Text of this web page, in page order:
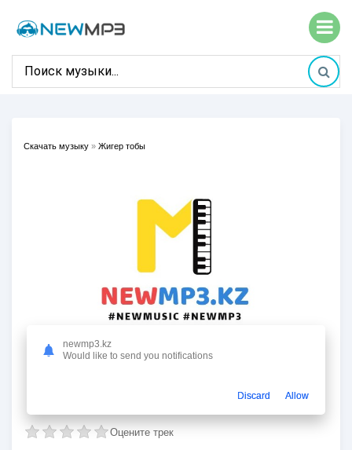
Скачать музыку » Жигер тобы
Сен менин бакытымсын (жана нуска)
02.11.2023 60
Оцените трек
newmp3.kz
Would like to send you notifications
Discard Allow